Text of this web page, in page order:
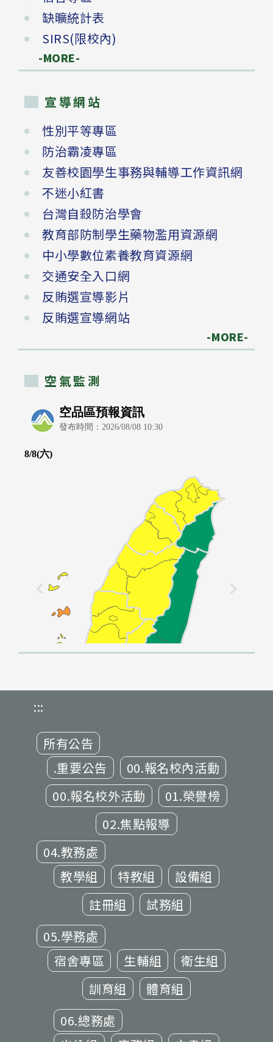
缺曠統計表
SIRS(限校內)
-MORE-
宣導網站
性別平等專區
防治霸凌專區
友善校園學生事務與輔導工作資訊網
不迷小紅書
台灣自殺防治學會
教育部防制學生藥物濫用資源網
中小學數位素養教育資源網
交通安全入口網
反賄選宣導影片
反賄選宣導網站
-MORE-
空氣監測
:::
所有公告
.重要公告
00.報名校內活動
00.報名校外活動
01.榮譽榜
02.焦點報導
04.教務處
教學組
特教組
設備組
註冊組
試務組
05.學務處
宿舍專區
生輔組
衛生組
訓育組
體育組
06.總務處